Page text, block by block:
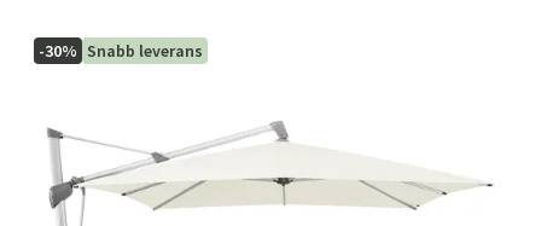
-30% Snabb leverans